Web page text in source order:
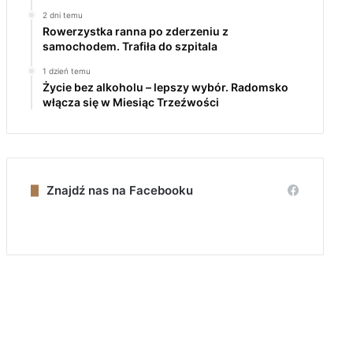
2 dni temu
Rowerzystka ranna po zderzeniu z
samochodem. Trafiła do szpitala
1 dzień temu
Życie bez alkoholu – lepszy wybór. Radomsko
włącza się w Miesiąc Trzeźwości
Znajdź nas na Facebooku